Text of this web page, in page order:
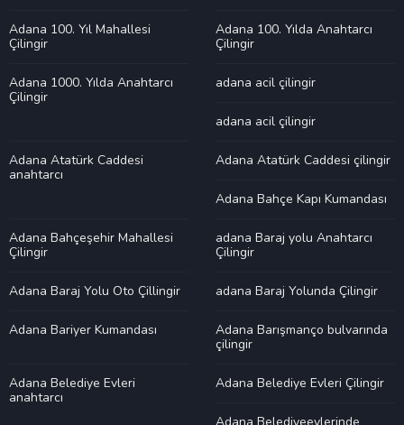
Adana 100. Yıl Mahallesi
Çilingir
Adana 100. Yılda Anahtarcı
Çilingir
Adana 1000. Yılda Anahtarcı
Çilingir
adana acil çilingir
adana acil çilingir
Adana Atatürk Caddesi
anahtarcı
Adana Atatürk Caddesi çilingir
Adana Bahçe Kapı Kumandası
Adana Bahçeşehir Mahallesi
Çilingir
adana Baraj yolu Anahtarcı
Çilingir
Adana Baraj Yolu Oto Çillingir adana Baraj Yolunda Çilingir
Adana Bariyer Kumandası
Adana Barışmanço bulvarında
çilingir
Adana Belediye Evleri
anahtarcı
Adana Belediye Evleri Çilingir
Adana Belediyeevlerinde